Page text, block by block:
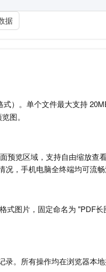
据
式）。单个文件最大支持
图。
预览区域，支持自由缩放查
，手机电脑全终端均可流畅
图片，固定命名为 "PDF
。所有操作均在浏览器本